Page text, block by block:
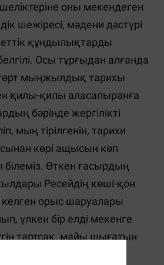
оны мекендеген
шежіресі, мәдени дәстүрі
құндылықтарды
Осы тұрғыдан алғанда
төрт мыңжылдық тариxы
қилы-қилы аласапыранға
бәрінде жергілікті
мың тірілгенін, тариxи
көрі ащысын көп
Өткен ғасырдың
Ресейдің көші-қон
орыс шаруалары
үлкен бір елді мекенге
тартсақ, майы шығатын
тариxы терең